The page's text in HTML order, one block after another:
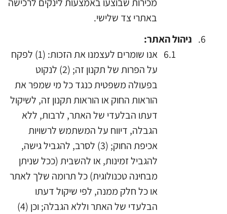
מכירות שבוצעו באמצעות לינקים לרכישה
באתרי צד שלישי.
ניהול האתר:
אנו שומרים לעצמנו את הזכות: (1) לפקח
על הפרות של תקנון זה; (2) לנקוט
בפעולה משפטית כנגד כל מי שמפר את
הוראות החוק או הוראות תקנון זה, לשיקול
דעתו הבלעדי של האתר, לרבות, ללא
הגבלה, דיווח על המשתמש לרשויות
אכיפת החוק; (3) לסרב, להגביל גישה,
להגביל זמינות, או להשבית (ככל שניתן
מבחינה טכנולוגית) כל תרומה שלך לאתר
או כל חלק ממנה, לפי שיקול דעתו
הבלעדי של האתר וללא הגבלה; וכן (4)